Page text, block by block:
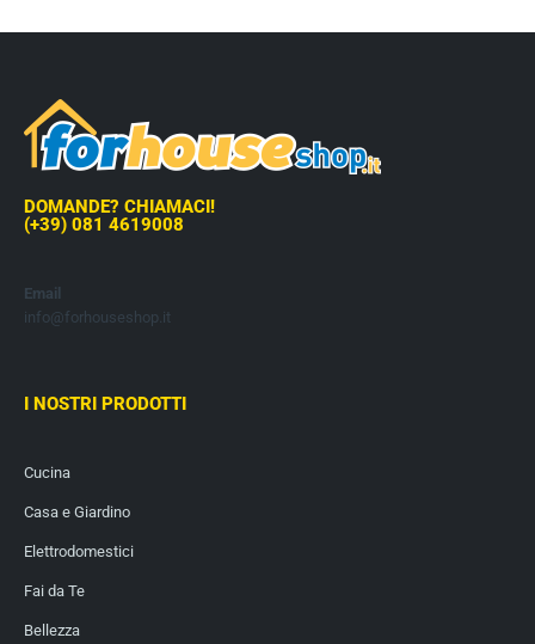
DOMANDE? CHIAMACI!
(+39) 081 4619008
Email
info@forhouseshop.it
I NOSTRI PRODOTTI
Cucina
Casa e Giardino
Elettrodomestici
Fai da Te
Bellezza